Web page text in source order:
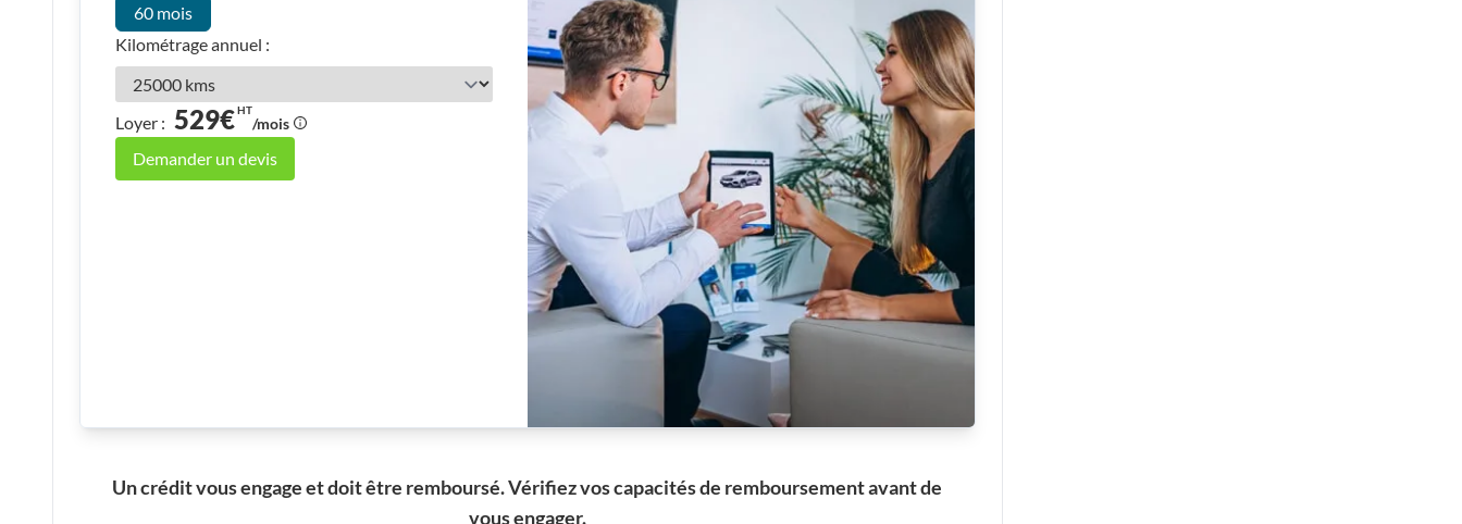
60 mois
Kilométrage annuel :
Loyer : 529€HT
/mois
Demander un devis
Un crédit vous engage et doit être remboursé. Vérifiez vos capacités de remboursement avant de
vous engager.